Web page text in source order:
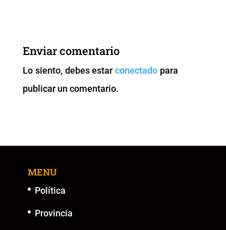
b
o
o
k
A
p
p k
er
Enviar comentario
Lo siento, debes estarconectado para
publicar un comentario.
MENU
Política
Provincia